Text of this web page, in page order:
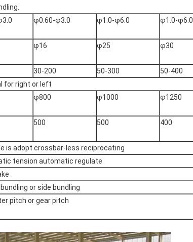
φ0.60-φ3.0 φ1.0-φ6.0 φ1.0-φ6.0
φ16 φ25 φ30
30-200 50-300
50-400
for right or left
φ800 φ1000 φ1250
500 500 400
is adopt crossbar-less reciprocating
tension automatic regulate
or side bundling
pitch or gear pitch